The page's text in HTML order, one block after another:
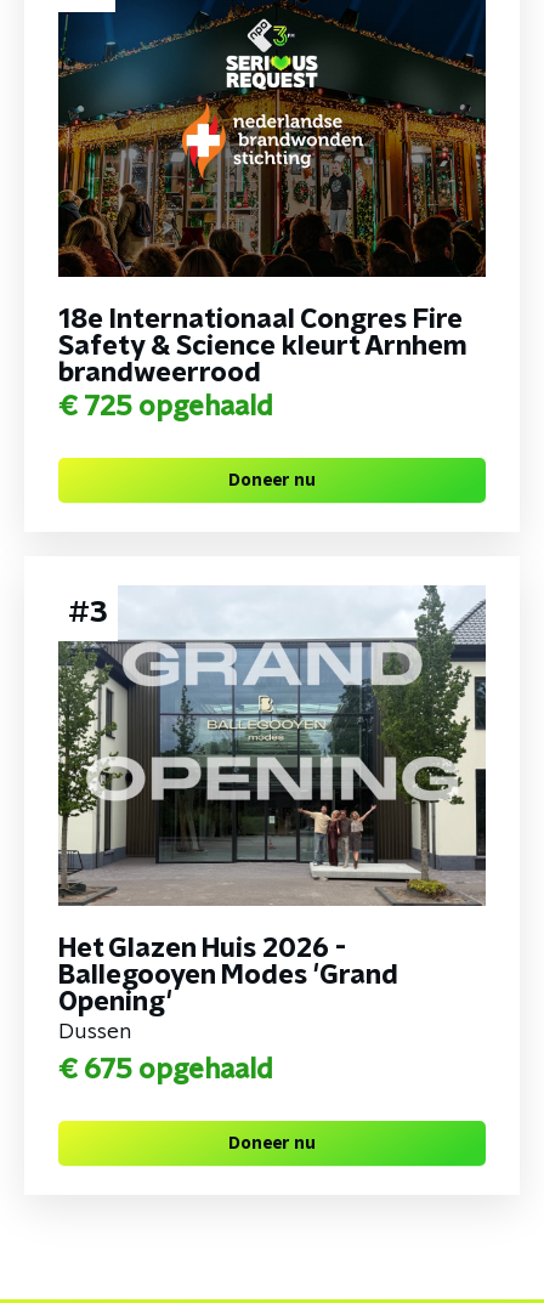
18e Internationaal Congres Fire
Safety & Science kleurt Arnhem
brandweerrood
€ 725 opgehaald
Doneer nu
#3
Het Glazen Huis 2026 -
Ballegooyen Modes 'Grand
Opening'
Dussen
€ 675 opgehaald
Doneer nu